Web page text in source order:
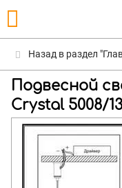
Назад в раздел
Подвесной
Crystal 5008/